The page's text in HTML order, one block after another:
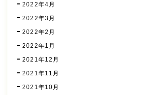
2022年4月
2022年3月
2022年2月
2022年1月
2021年12月
2021年11月
2021年10月